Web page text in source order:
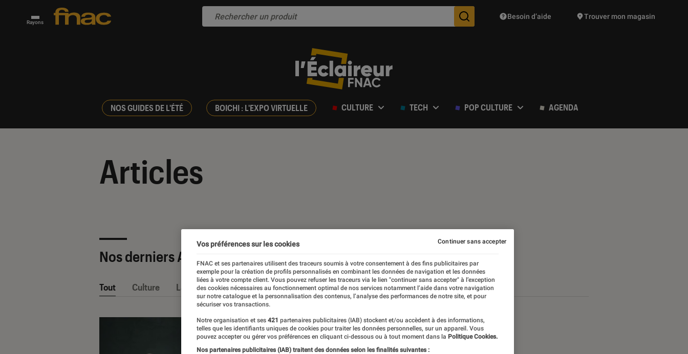
Rayons Des suggestions de produits vont vous être proposées
Besoin d’aide Trouver mon magasin
NOS GUIDES DE L'ÉTÉ BOICHI : L'EXPO VIRTUELLE CULTURE TECH POP CULTURE AGENDA
Articles
Nos derniers Articles
Tout Culture La Claque Fnac Nos conseils Pop Culture Tech
Vos préférences sur les cookies
FNAC et ses partenaires utilisent des traceurs soumis à votre consentement à des fins publicitaires par
exemple pour la création de profils personnalisés en combinant les données de navigation et les données
liées à votre compte client. Vous pouvez refuser les traceurs via le lien "continuer sans accepter" à l’exception
des cookies nécessaires au fonctionnement optimal de nos services notamment l’aide dans votre navigation
sur notre catalogue et la personnalisation des contenus, l’analyse des performances de notre site, et pour
sécuriser vos transactions.
Notre organisation et ses 421 partenaires publicitaires (IAB) stockent et/ou accèdent à des informations,
telles que les identifiants uniques de cookies pour traiter les données personnelles, sur un appareil. Vous
pouvez accepter ou gérer vos préférences en cliquant ci-dessous ou à tout moment dans la Politique Cookies.
Nos partenaires publicitaires (IAB) traitent des données selon les finalités suivantes :
Continuer sans accepter